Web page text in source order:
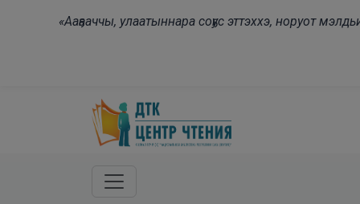
«Ааҕааччы, улаатыннара соҕус эттэххэ, норуот